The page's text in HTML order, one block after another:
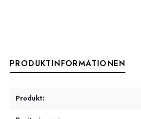
PRODUKTINFORMATIONEN
Produkt: